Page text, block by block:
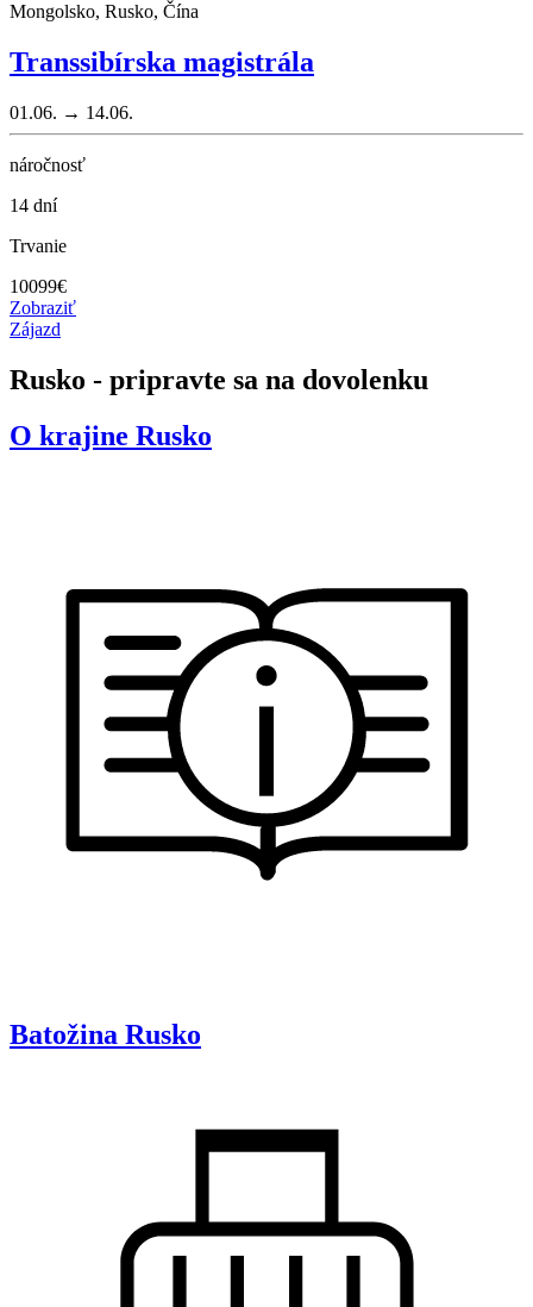
Mongolsko, Rusko, Čína
Transsibírska magistrála
01.06. → 14.06.
náročnosť
14 dní
Trvanie
10099€
Zobraziť
Zájazd
Rusko - pripravte sa na dovolenku
O krajine Rusko
Batožina Rusko